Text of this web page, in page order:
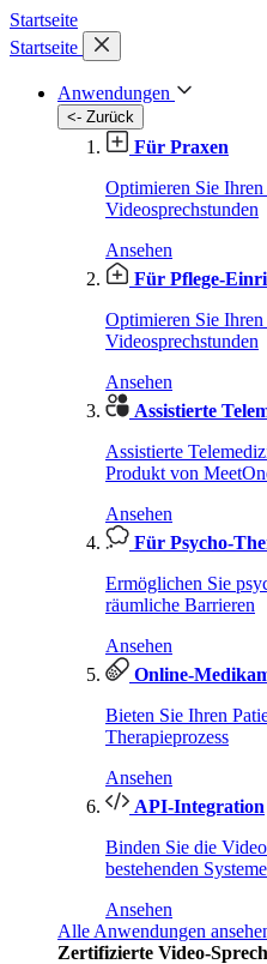
Startseite
Startseite
Anwendungen
<- Zurück
Für Praxen
Optimieren Sie
Videosprechstunden
Ansehen
Für Pflege-
Optimieren Sie
Videosprechstunden
Ansehen
Assistierte
Assistierte
Produkt von
Ansehen
Für Psycho-
Ermöglichen Sie
räumliche Barrieren
Ansehen
Online-
Bieten Sie Ihren
Therapieprozess
Ansehen
API-Integration
Binden Sie die
bestehenden
Ansehen
Alle Anwendungen
Zertifizierte Video-